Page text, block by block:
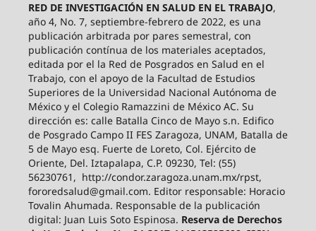
RED DE INVESTIGACIÓN EN SALUD EN EL TRABAJO,
año 4, No. 7, septiembre-febrero de 2022, es una
publicación arbitrada por pares semestral, con
publicación contínua de los materiales aceptados,
editada por el la Red de Posgrados en Salud en el
Trabajo, con el apoyo de la Facultad de Estudios
Superiores de la Universidad Nacional Autónoma de
México y el Colegio Ramazzini de México AC. Su
dirección es: calle Batalla Cinco de Mayo s.n. Edifico
de Posgrado Campo II FES Zaragoza, UNAM, Batalla de
5 de Mayo esq. Fuerte de Loreto, Col. Ejército de
Oriente, Del. Iztapalapa, C.P. 09230, Tel: (55)
56230761, http://condor.zaragoza.unam.mx/rpst,
fororedsalud@gmail.com. Editor responsable: Horacio
Tovalin Ahumada. Responsable de la publicación
digital: Juan Luis Soto Espinosa. Reserva de Derechos